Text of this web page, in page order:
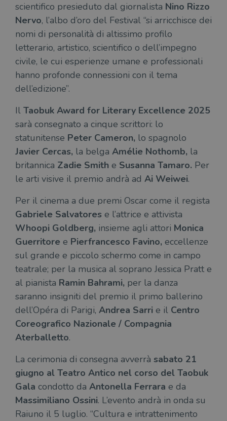
scientifico presieduto dal giornalista Nino Rizzo
Nervo, l’albo d’oro del Festival “si arricchisce dei
nomi di personalità di altissimo profilo
letterario, artistico, scientifico o dell’impegno
civile, le cui esperienze umane e professionali
hanno profonde connessioni con il tema
dell’edizione”.
Il Taobuk Award for Literary Excellence 2025
sarà consegnato a cinque scrittori: lo
statunitense Peter Cameron, lo spagnolo
Javier Cercas, la belga Amélie Nothomb, la
britannica Zadie Smith e Susanna Tamaro. Per
le arti visive il premio andrà ad Ai Weiwei.
Per il cinema a due premi Oscar come il regista
Gabriele Salvatores e l’attrice e attivista
Whoopi Goldberg, insieme agli attori Monica
Guerritore e Pierfrancesco Favino, eccellenze
sul grande e piccolo schermo come in campo
teatrale; per la musica al soprano Jessica Pratt e
al pianista Ramin Bahrami, per la danza
saranno insigniti del premio il primo ballerino
dell’Opéra di Parigi, Andrea Sarri e il Centro
Coreografico Nazionale / Compagnia
Aterballetto.
La cerimonia di consegna avverrà sabato 21
giugno al Teatro Antico nel corso del Taobuk
Gala condotto da Antonella Ferrara e da
Massimiliano Ossini. L’evento andrà in onda su
Raiuno il 5 luglio. “Cultura e intrattenimento